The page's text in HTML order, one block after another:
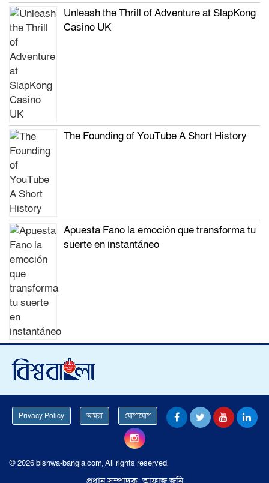
Unleash the Thrill of Adventure at SlapKong
Casino UK
The Founding of YouTube A Short History
Apuesta Fano la emoción que transforma tu
suerte en instantáneo
Privacy Policy আমরা যোগাযোগ
© 2026 bishwa-bangla.com, All rights reserved.